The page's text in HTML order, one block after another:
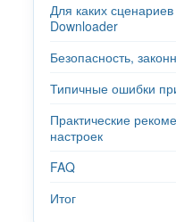
Для каких
Downloader
Безопасность,
Типичные ошибки
Практические
настроек
FAQ
Итог